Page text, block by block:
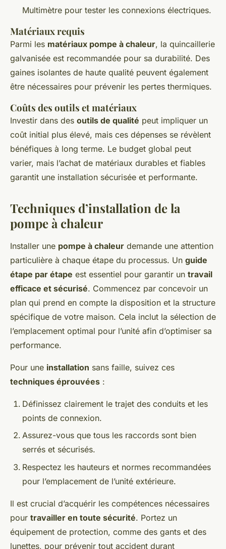
Multimètre pour tester les connexions électriques.
Matériaux requis
Parmi les matériaux pompe à chaleur, la quincaillerie
galvanisée est recommandée pour sa durabilité. Des
gaines isolantes de haute qualité peuvent également
être nécessaires pour prévenir les pertes thermiques.
Coûts des outils et matériaux
Investir dans des outils de qualité peut impliquer un
coût initial plus élevé, mais ces dépenses se révèlent
bénéfiques à long terme. Le budget global peut
varier, mais l’achat de matériaux durables et fiables
garantit une installation sécurisée et performante.
Techniques d’installation de la
pompe à chaleur
Installer une pompe à chaleur demande une attention
particulière à chaque étape du processus. Un guide
étape par étape est essentiel pour garantir un travail
efficace et sécurisé. Commencez par concevoir un
plan qui prend en compte la disposition et la structure
spécifique de votre maison. Cela inclut la sélection de
l’emplacement optimal pour l’unité afin d’optimiser sa
performance.
Pour une installation sans faille, suivez ces
techniques éprouvées :
Définissez clairement le trajet des conduits et les
points de connexion.
Assurez-vous que tous les raccords sont bien
serrés et sécurisés.
Respectez les hauteurs et normes recommandées
pour l’emplacement de l’unité extérieure.
Il est crucial d’acquérir les compétences nécessaires
pour travailler en toute sécurité. Portez un
équipement de protection, comme des gants et des
lunettes, pour prévenir tout accident durant